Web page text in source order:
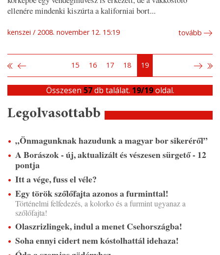
ellenére mindenki kiszúrta a kaliforniai bort...
kenszei 2008. november 12. 15:19 tovább
15 16 17 18 19
Összesen 57db találat. 19/19oldal.
Legolvasottabb
„Önmagunknak hazudunk a magyar bor sikeréről”
A Borászok - új, aktualizált és vészesen sürgető - 12
pontja
Itt a vége, fuss el véle?
Egy török szőlőfajta azonos a furminttal!
Történelmi felfedezés, a kolorko és a furmint ugyanaz a
szőlőfajta!
Olaszrizlingek, indul a menet Csehországba!
Soha ennyi cidert nem kóstolhattál idehaza!